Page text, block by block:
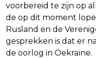
voorbereid te zijn op
de op dit moment
Rusland en de
gesprekken is dat er
de oorlog in Oekraïne.